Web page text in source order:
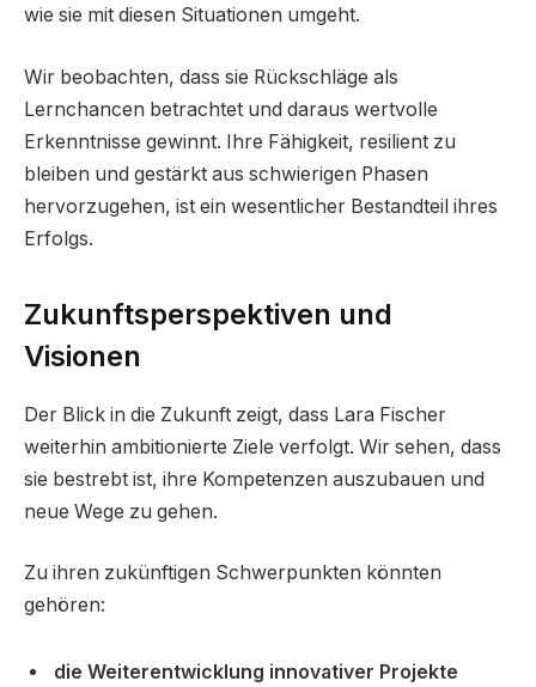
wie sie mit diesen Situationen umgeht.
Wir beobachten, dass sie Rückschläge als
Lernchancen betrachtet und daraus wertvolle
Erkenntnisse gewinnt. Ihre Fähigkeit, resilient zu
bleiben und gestärkt aus schwierigen Phasen
hervorzugehen, ist ein wesentlicher Bestandteil ihres
Erfolgs.
Zukunftsperspektiven und
Visionen
Der Blick in die Zukunft zeigt, dass Lara Fischer
weiterhin ambitionierte Ziele verfolgt. Wir sehen, dass
sie bestrebt ist, ihre Kompetenzen auszubauen und
neue Wege zu gehen.
Zu ihren zukünftigen Schwerpunkten könnten
gehören:
die Weiterentwicklung innovativer Projekte